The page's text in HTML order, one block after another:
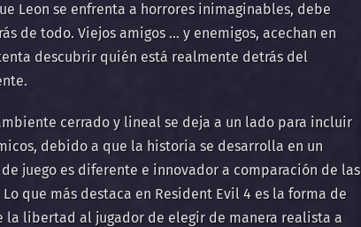
Leon se enfrenta a horrores inimaginables, debe
de todo. Viejos amigos … y enemigos, acechan en
descubrir quién está realmente detrás del
cerrado y lineal se deja a un lado para incluir
debido a que la historia se desarrolla en un
juego es diferente e innovador a comparación de las
que más destaca en Resident Evil 4 es la forma de
la libertad al jugador de elegir de manera realista a